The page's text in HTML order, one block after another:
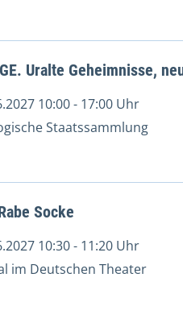
Uralte Geheimnisse,
10:00- 17:00 Uhr
Staatssammlung
Socke
10:30- 11:20 Uhr
im Deutschen Theater